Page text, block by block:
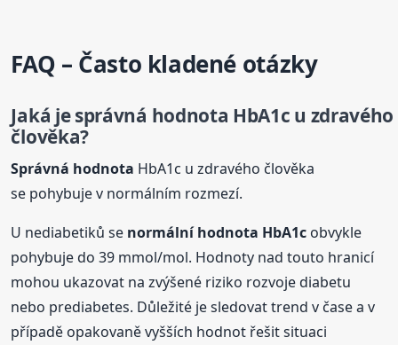
FAQ – Často kladené otázky
Jaká jesprávná hodnota HbA1c u zdravého
člověka?
Správná hodnota HbA1c u zdravého člověka
se pohybuje v normálním rozmezí.
U nediabetiků se normálníhodnota HbA1c obvykle
pohybuje do 39 mmol/mol. Hodnoty nad touto hranicí
mohou ukazovat na zvýšené riziko rozvoje diabetu
nebo prediabetes. Důležité je sledovat trend v čase a v
případě opakovaně vyšších hodnot řešit situaci